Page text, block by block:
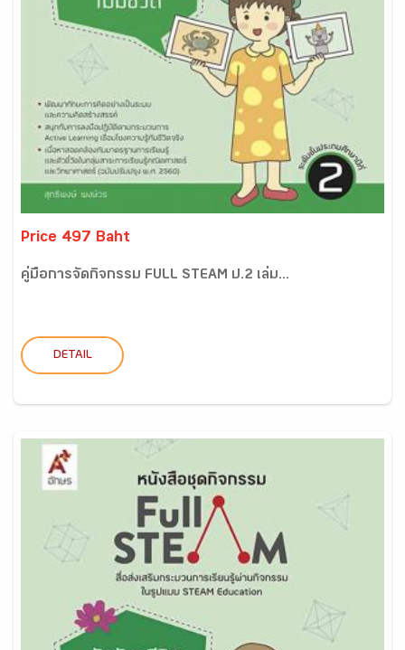
Price 497 Baht
คู่มือการจัดกิจกรรม FULL STEAM ป.2 เล่ม...
DETAIL